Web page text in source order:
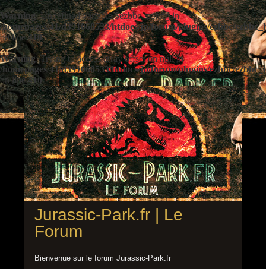
Warning: Undefined variable $ezbbc_config in
/homepages/41/d391060533/htdocs/jp/forum/plugins/ezbbc/
on line410
Warning: Trying to access array offset on null in
/homepages/41/d391060533/htdocs/jp/forum/plugins/ezbbc/
on line410
Jurassic-Park.fr | Le
Forum
Bienvenue sur le forum Jurassic-Park.fr